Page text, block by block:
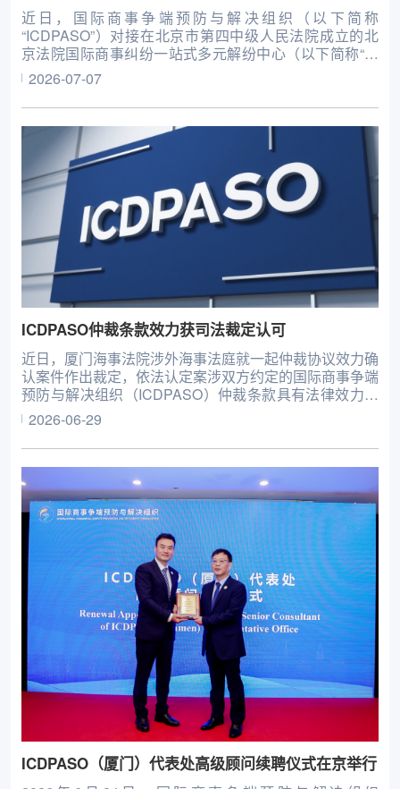
近日，国际商事争端预防与解决组织（以下简称
“ICDPASO”）对接在北京市第四中级人民法院成立的北
京法院国际商事纠纷一站式多元解纷中心（以下简称“多
元解纷中心”），成功办结一起涉外商事诉调对接暨司法
确认案件。
2026-07-07
ICDPASO仲裁条款效力获司法裁定认可
近日，厦门海事法院涉外海事法庭就一起仲裁协议效力确
认案件作出裁定，依法认定案涉双方约定的国际商事争端
预防与解决组织（ICDPASO）仲裁条款具有法律效力，
为中外当事人选择ICDPASO作为商事仲裁机构提供了司
法支撑。
2026-06-29
ICDPASO（厦门）代表处高级顾问续聘仪式在京举行